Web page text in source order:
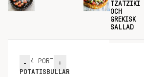
TZATZIKI
OCH
GREKISK
SALLAD
- 4 PORT +
POTATISBULLAR